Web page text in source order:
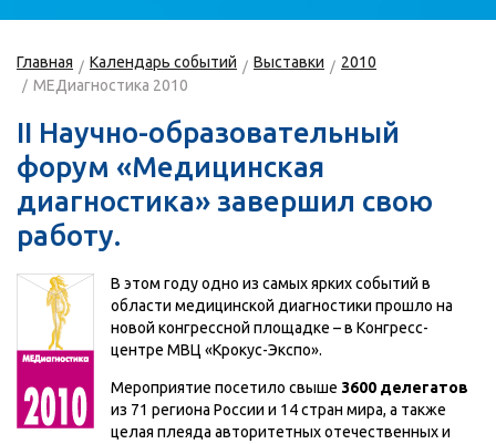
Главная Календарь событий Выставки
2010
МЕДиагностика 2010
II Научно-образовательный
форум «Медицинская
диагностика» завершил свою
работу.
В этом году одно из самых ярких событий в
области медицинской диагностики прошло на
новой конгрессной площадке – в Конгресс-
центре МВЦ «Крокус-Экспо».
Мероприятие посетило свыше 3600 делегатов
из 71 региона России и 14 стран мира, а также
целая плеяда авторитетных отечественных и